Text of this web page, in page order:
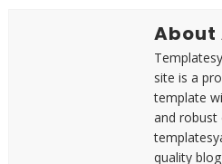
About
site is a
template
and robust
quality